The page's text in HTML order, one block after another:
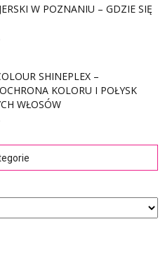
W POZNANIU – GDZIE SIĘ
SHINEPLEX –
KOLORU I POŁYSK
WŁOSÓW